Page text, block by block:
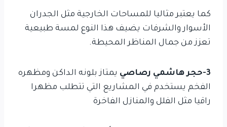
كما يعتبر مثاليا للمساحات الخارجية مثل الجدران
الأسوار والشرفات يضيف هذا النوع لمسة طبيعية
تعزز من جمال المناظر المحيطة.
3-حجر هاشمي رصاصي
يمتاز بلونه الداكن ومظهره
الفخم يستخدم في المشاريع التي تتطلب مظهرا
راقيا مثل الفلل والمنازل الفاخرة